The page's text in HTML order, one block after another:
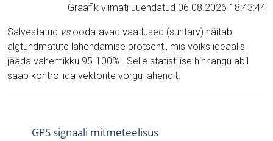
Graafik viimati uuendatud 06.08.2026 18:43:44
Salvestatud vsoodatavad vaatlused (suhtarv) näitab
algtundmatute lahendamise protsenti, mis võiks ideaalis
jääda vahemikku 95-100% . Selle statistilise hinnangu abil
saab kontrollida vektorite võrgu lahendit.
GPS signaali mitmeteelisus